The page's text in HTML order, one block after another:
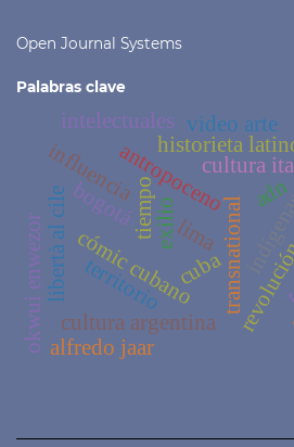
Open Journal Systems
Palabras clave
antropoceno
transnational
tiempo
cuba
cómic cubano
historieta
influencia cultura
cultura argentina
adn
video arte
territorio
intelectuales
lima
bogotá
libertà al cile
alfredo jaar
okwui enwezor exilio